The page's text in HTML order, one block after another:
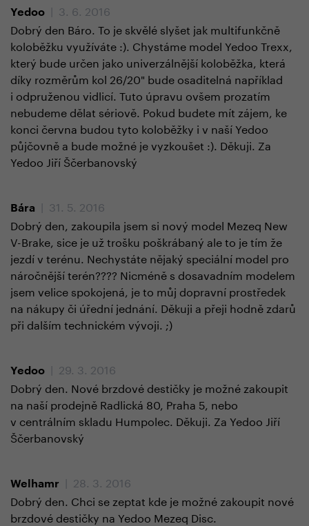
Yedoo
| 3. 6. 2016
Dobrý den Báro. To je skvělé slyšet jak multifunkčně
koloběžku využíváte :). Chystáme model Yedoo Trexx,
který bude určen jako univerzálnější koloběžka, která
díky rozměrům kol 26/20" bude osaditelná například
i odpruženou vidlicí. Tuto úpravu ovšem prozatím
nebudeme dělat sériově. Pokud budete mít zájem, ke
konci června budou tyto koloběžky i v naší Yedoo
půjčovně a bude možné je vyzkoušet :). Děkuji. Za
Yedoo Jiří Ščerbanovský
Bára
| 31. 5. 2016
Dobrý den, zakoupila jsem si nový model Mezeq New
V-Brake, sice je už trošku poškrábaný ale to je tím že
jezdí v terénu. Nechystáte nějaký speciální model pro
náročnější terén???? Nicméně s dosavadním modelem
jsem velice spokojená, je to můj dopravní prostředek
na nákupy či úřední jednání. Děkuji a přeji hodně zdarů
při dalším technickém vývoji. ;)
Yedoo
| 29. 3. 2016
Dobrý den. Nové brzdové destičky je možné zakoupit
na naší prodejně Radlická 80, Praha 5, nebo
v centrálním skladu Humpolec. Děkuji. Za Yedoo Jiří
Ščerbanovský
Welhamr
| 28. 3. 2016
Dobrý den. Chci se zeptat kde je možné zakoupit nové
brzdové destičky na Yedoo Mezeq Disc.